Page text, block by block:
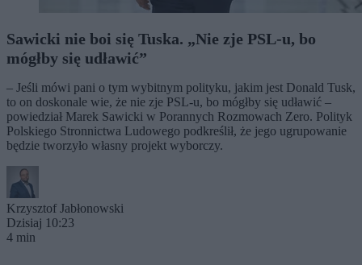
Sawicki nie boi się Tuska. „Nie zje PSL-u, bo
mógłby się udławić”
– Jeśli mówi pani o tym wybitnym polityku, jakim jest Donald Tusk,
to on doskonale wie, że nie zje PSL-u, bo mógłby się udławić –
powiedział Marek Sawicki w Porannych Rozmowach Zero. Polityk
Polskiego Stronnictwa Ludowego podkreślił, że jego ugrupowanie
będzie tworzyło własny projekt wyborczy.
Krzysztof Jabłonowski
Dzisiaj 10:23
4 min